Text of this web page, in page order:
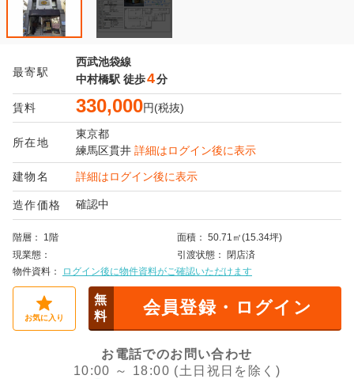
最寄駅
西武池袋線
中村橋駅 徒歩4分
賃料 330,000円(税抜)
所在地
東京都
練馬区貫井 詳細はログイン後に表示
建物名 詳細はログイン後に表示
造作価格 確認中
階層 1階 面積
50.71㎡(15.34坪)
現業態
引渡状態
閉店済
物件資料
ログイン後に物件資料がご確認いただけます
お気に入り
無
料
会員登録・ログイン
お電話でのお問い合わせ
10:00 ～ 18:00 (土日祝日を除く)